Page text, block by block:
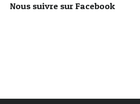
Nous suivre sur Facebook